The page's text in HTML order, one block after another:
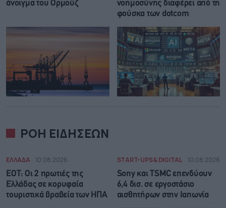
άνοιγμα του Ορμούζ
νοημοσύνης διαφέρει από τη
φούσκα των dotcom
ΡΟΗ ΕΙΔΗΣΕΩΝ
ΕΛΛΑΔΑ 10.08.2026
ΕΟΤ: Οι 2 πρωτιές της
Ελλάδας σε κορυφαία
τουριστικά βραβεία των ΗΠΑ
START-UPS & DIGITAL 10.08.2026
Sony και TSMC επενδύουν
6,4 δισ. σε εργοστάσιο
αισθητήρων στην Ιαπωνία